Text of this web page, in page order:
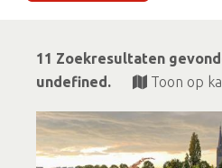
11 Zoekresultaten
undefined.
Toon op